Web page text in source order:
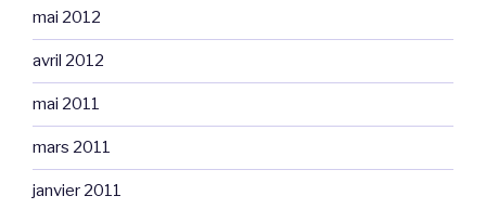
mai 2012
avril 2012
mai 2011
mars 2011
janvier 2011